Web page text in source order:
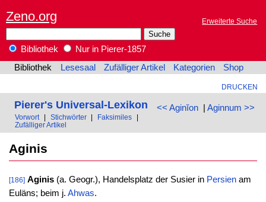
Zeno.org Erweiterte Suche
Bibliothek
Nur in Pierer-1857
Bibliothek
Lesesaal Zufälliger Artikel Kategorien Shop
DRUCKEN
<< Aginĭon| Aginnum >>
Pierer's Universal-Lexikon
Vorwort Stichwörter Faksimiles
Zufälliger Artikel
Aginis
[186] Aginis(a. Geogr.), Handelsplatz der Susier in Persienam
Euläns; beim j. Ahwas.